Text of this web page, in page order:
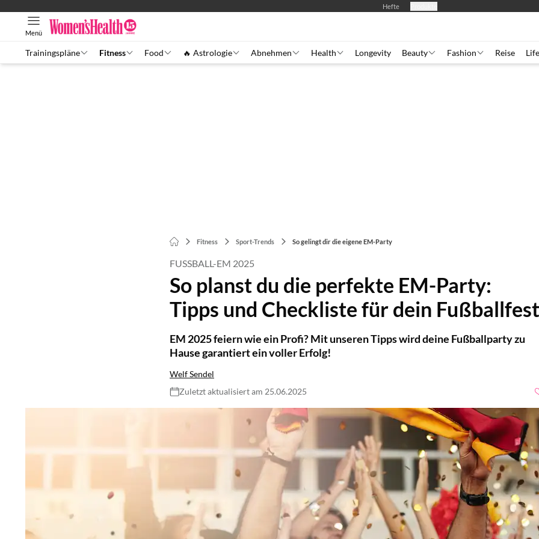
Hefte
Menü
Trainingspläne Fitness Food 🔥 Astrologie Abnehmen Health Longevity Beauty Fashion Reise Life
Fitness Sport-Trends So gelingt dir die eigene EM-Party
FUSSBALL-EM 2025
So planst du die perfekte EM-Party:
Tipps und Checkliste für dein Fußballfest
EM 2025 feiern wie ein Profi? Mit unseren Tipps wird deine Fußballparty zu
Hause garantiert ein voller Erfolg!
Welf Sendel
Zuletzt aktualisiert am 25.06.2025